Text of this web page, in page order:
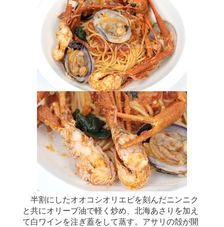
半割にしたオオコシオリエビを刻んだニンニク
と共にオリーブ油で軽く炒め、北海あさりを加え
て白ワインを注ぎ蓋をして蒸す。アサリの殻が開